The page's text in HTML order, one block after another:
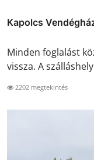
Kapolcs
Minden foglalást
vissza. A
2202 megtekintés